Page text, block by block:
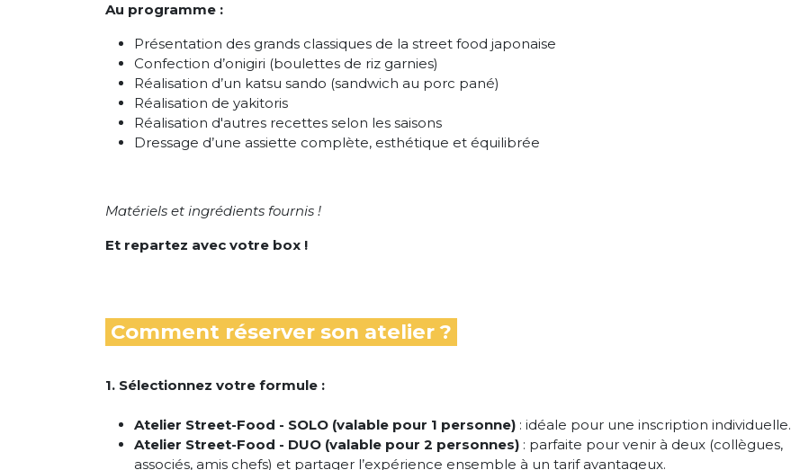
Au programme :
Présentation des grands classiques de la street food japonaise
Confection d’onigiri (boulettes de riz garnies)
Réalisation d’un katsu sando (sandwich au porc pané)
Réalisation de yakitoris
Réalisation d'autres recettes selon les saisons
Dressage d’une assiette complète, esthétique et équilibrée
Matériels et ingrédients fournis !
Et repartez avec votre box !
Comment réserver son atelier ?
1. Sélectionnez votre formule :
Atelier Street-Food - SOLO (valable pour 1 personne) : idéale pour une inscription individuelle.
Atelier Street-Food - DUO (valable pour 2 personnes) : parfaite pour venir à deux (collègues,
associés, amis chefs) et partager l’expérience ensemble à un tarif avantageux.